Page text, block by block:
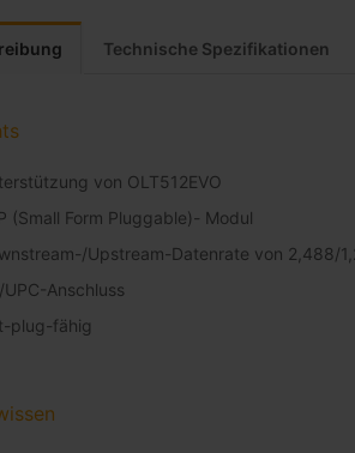
Technische Spezifikationen
von OLT512EVO
(Small Form Pluggable)- Modul
Upstream-Datenrate von 2,488/
UPC-Anschluss
plug-fähig